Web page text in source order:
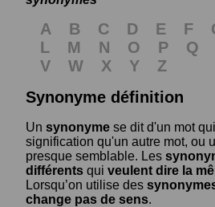
A B C D E F
L
M N O P Q
V
W X Y
Z
Synonyme définition
Un synonyme se dit d'un mot
signification qu'un autre mot, ou
presque semblable. Les
différents qui veulent dire la
Lorsqu’on utilise des
change pas de sens.